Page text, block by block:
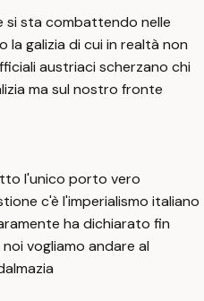
sta combattendo nelle
la galizia di cui in realtà non
austriaci scherzano chi
ma sul nostro fronte
l'unico porto vero
c'è l'imperialismo italiano
ha dichiarato fin
vogliamo andare al